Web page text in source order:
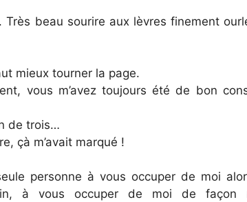
beau sourire aux lèvres finement
mieux tourner la page.
vous m’avez toujours été de bon
de trois…
çà m’avait marqué !
personne à vous occuper de moi
à vous occuper de moi de façon